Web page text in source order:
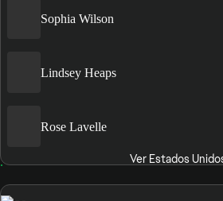
Sophia Wilson
Lindsey Heaps
Rose Lavelle
Ver Estados